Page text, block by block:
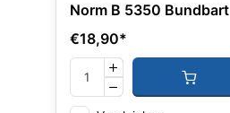
Norm B 5350 Bundbart
€18,90*